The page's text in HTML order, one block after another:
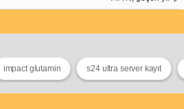
impact glutamin s24 ultra server kayıt